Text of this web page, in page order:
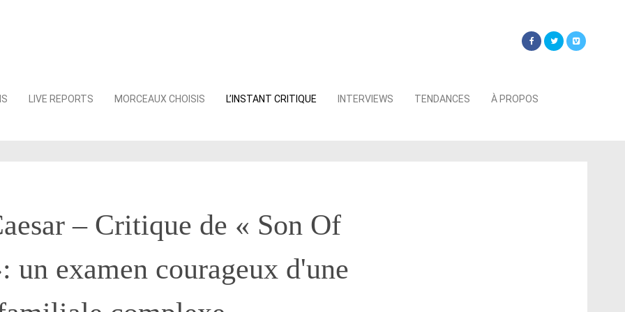
LIVE REPORTS MORCEAUX CHOISIS L’INSTANT CRITIQUE INTERVIEWS TENDANCES À PROPOS
– Critique de « Son Of
un examen courageux d'une